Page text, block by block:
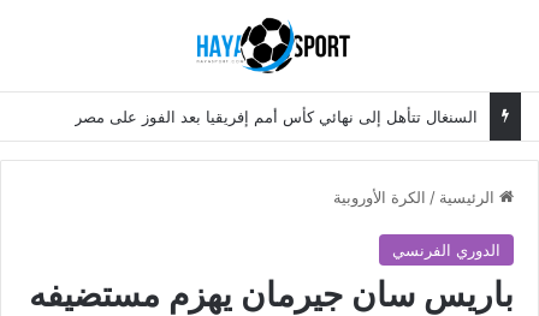
السنغال تتأهل إلى نهائي كأس أمم إفريقيا بعد الفوز على مصر
الرئيسية / الكرة الأوروبية
الدوري الفرنسي
باريس سان جيرمان يهزم مستضيفه